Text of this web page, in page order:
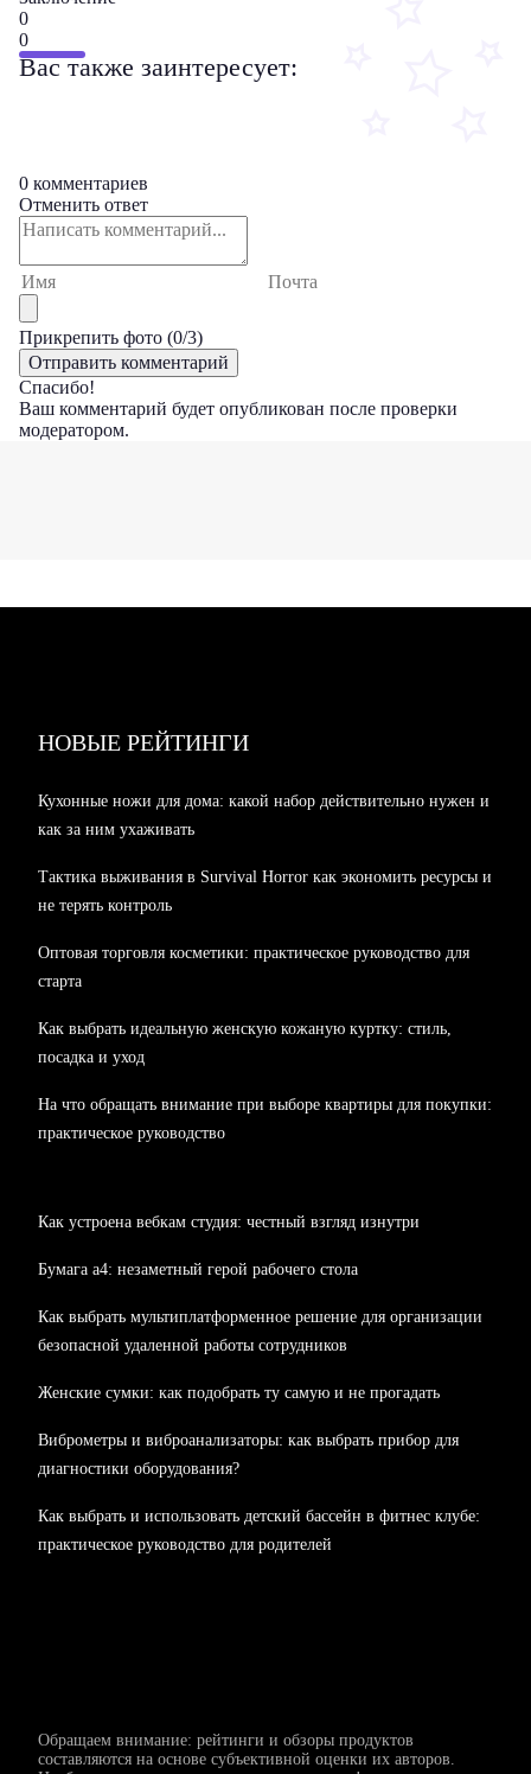
0
0
Вас также заинтересует:
0 комментариев
Отменить ответ
Прикрепить фото (0/3)
Спасибо!
Ваш комментарий будет опубликован после проверки
модератором.
Обращаем внимание: рейтинги и обзоры продуктов
составляются на основе субъективной оценки их авторов.
НОВЫЕ РЕЙТИНГИ
Кухонные ножи для дома: какой набор действительно нужен и
как за ним ухаживать
Тактика выживания в Survival Horror как экономить ресурсы и
не терять контроль
Оптовая торговля косметики: практическое руководство для
старта
Как выбрать идеальную женскую кожаную куртку: стиль,
посадка и уход
На что обращать внимание при выборе квартиры для покупки:
практическое руководство
Как устроена вебкам студия: честный взгляд изнутри
Бумага а4: незаметный герой рабочего стола
Как выбрать мультиплатформенное решение для организации
безопасной удаленной работы сотрудников
Женские сумки: как подобрать ту самую и не прогадать
Виброметры и виброанализаторы: как выбрать прибор для
диагностики оборудования?
Как выбрать и использовать детский бассейн в фитнес клубе:
практическое руководство для родителей